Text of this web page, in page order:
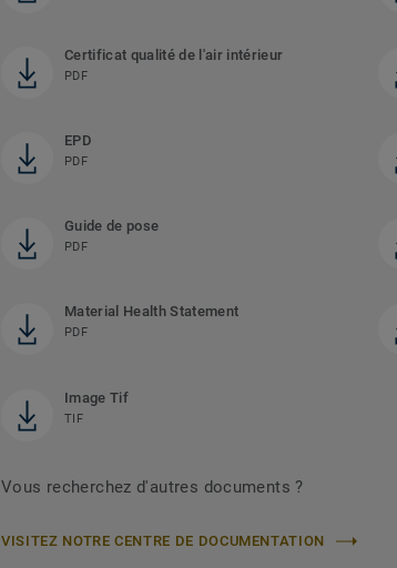
Certificat qualité de l'air intérieur
PDF
EPD
PDF
Guide de pose
PDF
Material Health Statement
PDF
Image Tif
TIF
Vous recherchez d'autres documents ?
VISITEZ NOTRE CENTRE DE DOCUMENTATION